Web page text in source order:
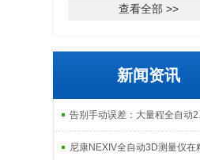
查看全部 >>
新闻资讯